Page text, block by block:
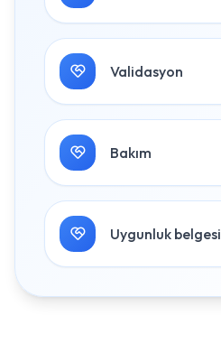
Validasyon
Bakım
Uygunluk belgesi